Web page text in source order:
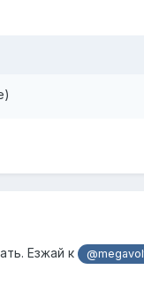
Езжай к